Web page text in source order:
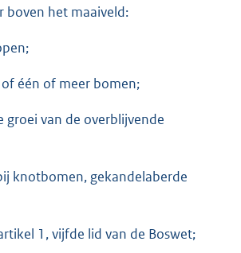
boven het maaiveld:
één of meer bomen;
groei van de overblijvende
knotbomen, gekandelaberde
1, vijfde lid van de Boswet;